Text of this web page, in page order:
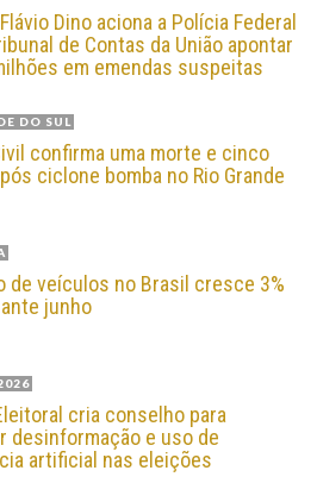
Dino aciona a Polícia Federal
de Contas da União apontar
em emendas suspeitas
DO SUL
confirma uma morte e cinco
ciclone bomba no Rio Grande
de veículos no Brasil cresce 3%
junho
cria conselho para
desinformação e uso de
artificial nas eleições